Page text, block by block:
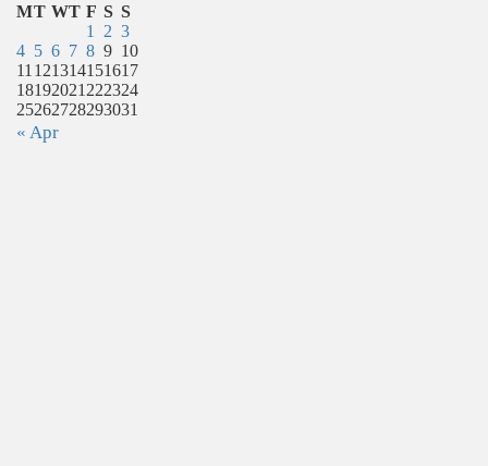
MT WT F S S
1
2 3
4 5 6 7 8 9 10
11 121314151617
18192021 222324
25262728293031
« Apr